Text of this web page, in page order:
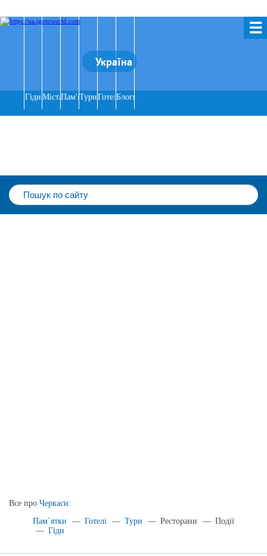
☰
Україна
Гіди МістаПам'ятки
ТуриГотеліБлоги
Все про Черкаси:
Пам`ятки
— Готелі — Тури — Ресторани — Події
— Гіди